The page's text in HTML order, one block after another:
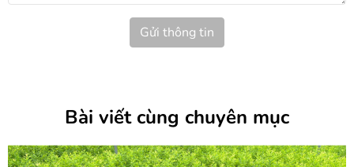
Gửi thông tin
Bài viết cùng chuyên mục